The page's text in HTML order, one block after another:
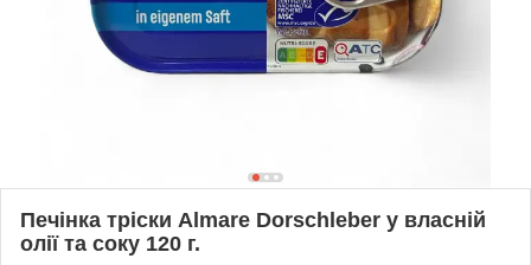
Печінка тріски Almare Dorschleber у власній
олії та соку 120 г.